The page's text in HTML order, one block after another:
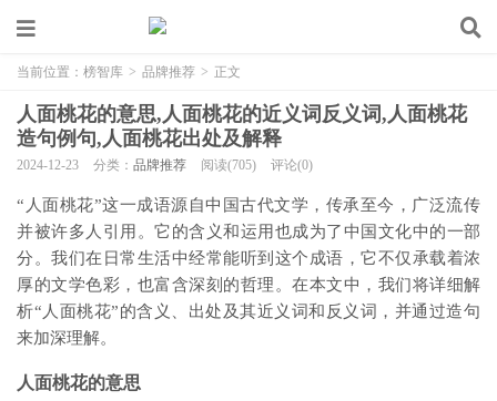
当前位置： 榜智库 > 品牌推荐 > 正文
人面桃花的意思,人面桃花的近义词反义词,人面桃花
造句例句,人面桃花出处及解释
2024-12-23 分类： 品牌推荐 阅读(705) 评论(0)
“人面桃花”这一成语源自中国古代文学，传承至今，广泛流传
并被许多人引用。它的含义和运用也成为了中国文化中的一部
分。我们在日常生活中经常能听到这个成语，它不仅承载着浓
厚的文学色彩，也富含深刻的哲理。在本文中，我们将详细解
析“人面桃花”的含义、出处及其近义词和反义词，并通过造句
来加深理解。
人面桃花的意思